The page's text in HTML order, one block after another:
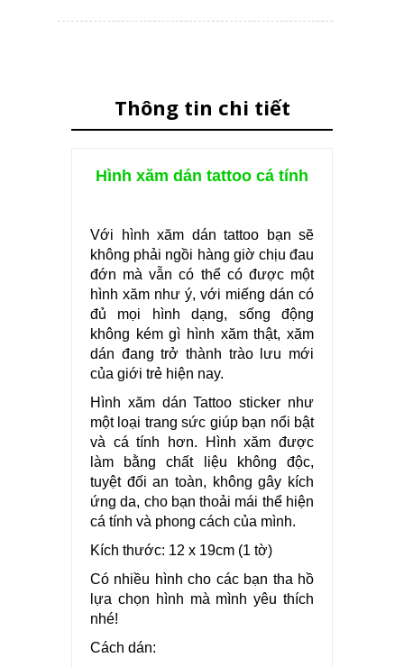
Thông tin chi tiết
Hình xăm dán tattoo cá tính
Với hình xăm dán tattoo bạn sẽ
không phải ngồi hàng giờ chịu đau
đớn mà vẫn có thể có được một
hình xăm như ý, với miếng dán có
đủ mọi hình dạng, sống động
không kém gì hình xăm thật, xăm
dán đang trở thành trào lưu mới
của giới trẻ hiện nay.
Hình xăm dán Tattoo sticker như
một loại trang sức giúp bạn nổi bật
và cá tính hơn. Hình xăm được
làm bằng chất liệu không độc,
tuyệt đối an toàn, không gây kích
ứng da, cho bạn thoải mái thể hiện
cá tính và phong cách của mình.
Kích thước: 12 x 19cm (1 tờ)
Có nhiều hình cho các bạn tha hồ
lựa chọn hình mà mình yêu thích
nhé!
Cách dán: